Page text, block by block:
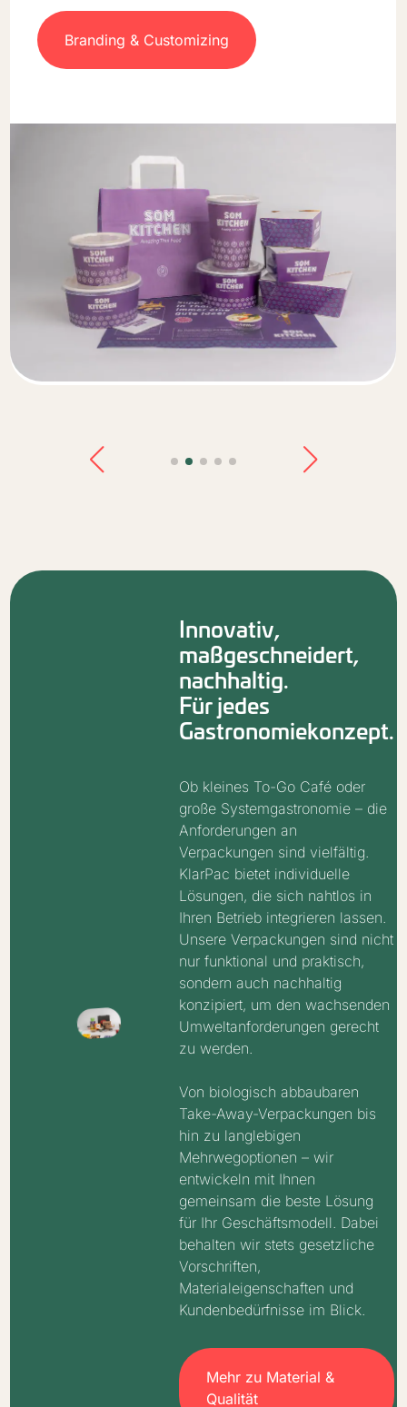
Branding & Customizing
Innovativ,
maßgeschneidert,
nachhaltig.
Für jedes
Gastronomiekonzept.
Ob kleines To-Go Café oder
große Systemgastronomie – die
Anforderungen an
Verpackungen sind vielfältig.
KlarPac bietet individuelle
Lösungen, die sich nahtlos in
Ihren Betrieb integrieren lassen.
Unsere Verpackungen sind nicht
nur funktional und praktisch,
sondern auch nachhaltig
konzipiert, um den wachsenden
Umweltanforderungen gerecht
zu werden.
Von biologisch abbaubaren
Take-Away-Verpackungen bis
hin zu langlebigen
Mehrwegoptionen – wir
entwickeln mit Ihnen
gemeinsam die beste Lösung
für Ihr Geschäftsmodell. Dabei
behalten wir stets gesetzliche
Vorschriften,
Materialeigenschaften und
Kundenbedürfnisse im Blick.
Mehr zu Material &
Qualität